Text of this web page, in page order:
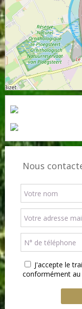
Nous
J'accepte le
conformément au